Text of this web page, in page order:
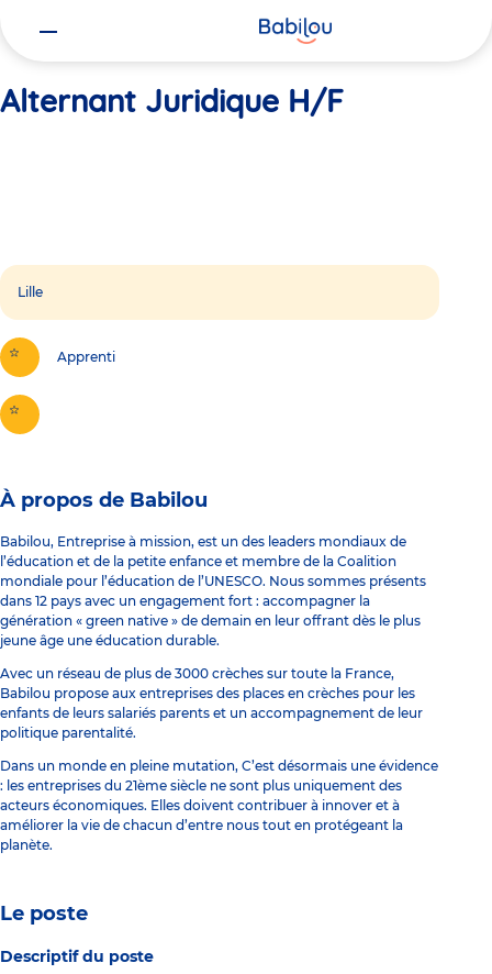
Alternant Juridique H/F
Lille
Apprenti
À propos de Babilou
Babilou, Entreprise à mission, est un des leaders mondiaux de
l’éducation et de la petite enfance et membre de la Coalition
mondiale pour l’éducation de l’UNESCO. Nous sommes présents
dans 12 pays avec un engagement fort : accompagner la
génération « green native » de demain en leur offrant dès le plus
jeune âge une éducation durable.
Avec un réseau de plus de 3000 crèches sur toute la France,
Babilou propose aux entreprises des places en crèches pour les
enfants de leurs salariés parents et un accompagnement de leur
politique parentalité.
Dans un monde en pleine mutation, C’est désormais une évidence
: les entreprises du 21ème siècle ne sont plus uniquement des
acteurs économiques. Elles doivent contribuer à innover et à
améliorer la vie de chacun d’entre nous tout en protégeant la
planète.
Le poste
Descriptif du poste